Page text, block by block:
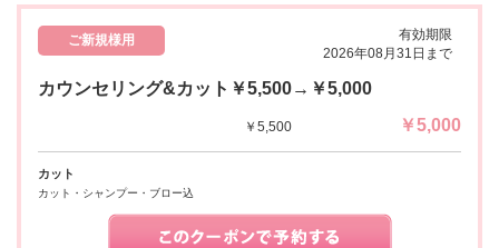
ご新規様用
有効期限
2026年08月31日まで
カウンセリング&カット￥5,500→￥5,000
￥5,500 ￥5,000
カット
カット・シャンプー・ブロー込